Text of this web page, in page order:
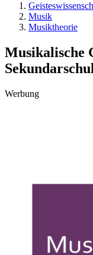
Musik
Musiktheorie
Musikalische
Werbung